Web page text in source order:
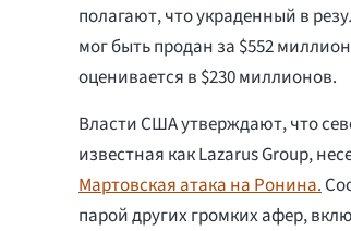
полагают, что украденный в
мог быть продан за $552
оценивается в $230 миллионов.
Власти США утверждают, что
известная как Lazarus Group,
Мартовская атака на Ронина.
парой других громких афер,